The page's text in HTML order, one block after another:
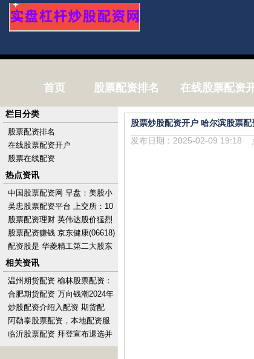
首页 股票配资排名 在线股票配资
股票炒股配资开户 哈尔滨股票
发布日期：2025-02-09 19:18
栏目分类
股票配资排名
在线股票配资开户
股票在线配资
热点资讯
中国股票配资网 早盘：美股小
幅上扬 市场关注科技股财报
吴忠股票配资平台 上交所：10
月1日至7日不提供港股通服
务，10月8日起
股票配资理财 英伟达股价猛烈
波动 分析师称或触及进一步下
跌关口
股票配资赚钱 京东健康(06618)
授出110.38万股奖励股份
配资股是 华菱精工第二大股东
计划最多增持9%股份
相关资讯
温州期货配资 榆林股票配资：
助力资金杠杆，投资更轻松
合肥期货配资 万向钱潮2024年
中报业绩稳健，净利润同比增
长12.23%
炒股配资介绍入配资 期货配
资：以小博大，撬动无限财富
阿勒泰股票配资，本地配资服
务，低门槛高效融资
临沂股票配资 拜登宣布退选并
支持哈里斯，印度网民关注：